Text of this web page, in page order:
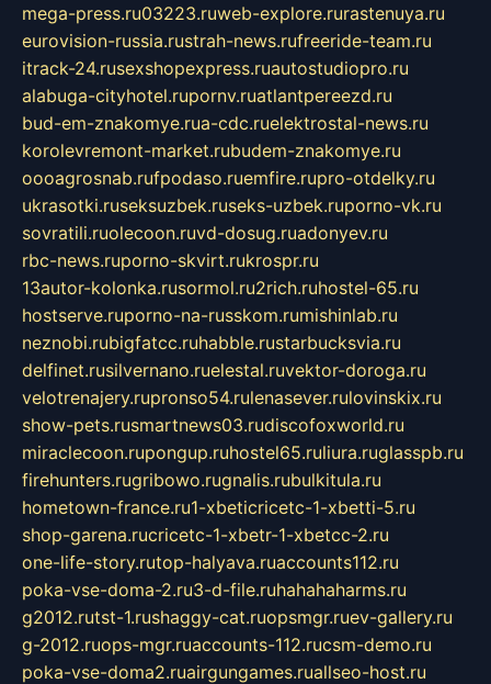
mega-press.ru03223.ruweb-explore.rurastenuya.ru
eurovision-russia.rustrah-news.rufreeride-team.ru
itrack-24.rusexshopexpress.ruautostudiopro.ru
alabuga-cityhotel.rupornv.ruatlantpereezd.ru
bud-em-znakomye.rua-cdc.ruelektrostal-news.ru
korolevremont-market.rubudem-znakomye.ru
oooagrosnab.rufpodaso.ruemfire.rupro-otdelky.ru
ukrasotki.ruseksuzbek.ruseks-uzbek.ruporno-vk.ru
sovratili.ruolecoon.ruvd-dosug.ruadonyev.ru
rbc-news.ruporno-skvirt.rukrospr.ru
13autor-kolonka.rusormol.ru2rich.ruhostel-65.ru
hostserve.ruporno-na-russkom.rumishinlab.ru
neznobi.rubigfatcc.ruhabble.rustarbucksvia.ru
delfinet.rusilvernano.ruelestal.ruvektor-doroga.ru
velotrenajery.rupronso54.rulenasever.rulovinskix.ru
show-pets.rusmartnews03.rudiscofoxworld.ru
miraclecoon.rupongup.ruhostel65.ruliura.ruglasspb.ru
firehunters.rugribowo.rugnalis.rubulkitula.ru
hometown-france.ru1-xbeticricetc-1-xbetti-5.ru
shop-garena.rucricetc-1-xbetr-1-xbetcc-2.ru
one-life-story.rutop-halyava.ruaccounts112.ru
poka-vse-doma-2.ru3-d-file.ruhahahaharms.ru
g2012.rutst-1.rushaggy-cat.ruopsmgr.ruev-gallery.ru
g-2012.ruops-mgr.ruaccounts-112.rucsm-demo.ru
poka-vse-doma2.ruairgungames.ruallseo-host.ru